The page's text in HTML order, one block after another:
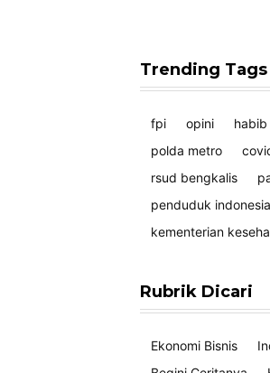
Trending Tags
fpi opini
polda metro
rsud bengkalis
penduduk indonesia
kementerian
Rubrik Dicari
Ekonomi Bisnis